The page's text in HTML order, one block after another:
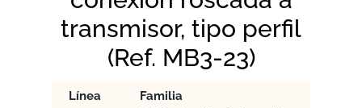
transmisor, tipo perfil
(Ref. MB3-23)
Línea Familia